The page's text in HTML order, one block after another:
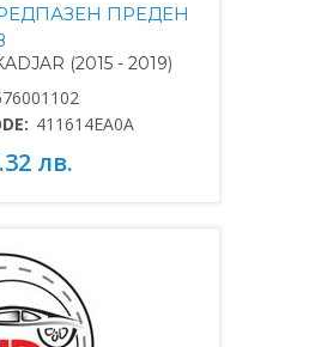
ПРЕДЕН
(2015 - 2019)
411614EA0A
лв.